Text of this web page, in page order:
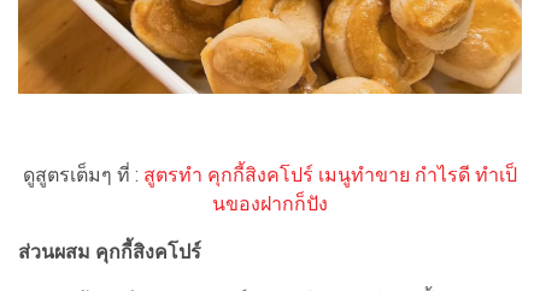
ดูสูตรเต็มๆ ที่ : สูตรทำ คุกกี้สิงคโปร์ เมนูทำขาย กำไรดี ทำเป็
นของฝากก็ปัง
ส่วนผสม คุกกี้สิงคโปร์